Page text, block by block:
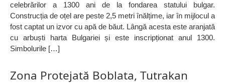
celebrărilor a 1300 ani de la fondarea statului bulgar.
Construcția de oțel are peste 2,5 metri înălțime, iar în mijlocul a
fost captat un izvor cu apă de băut. Lângă acesta este aranjată
cu arbuști harta Bulgariei și este inscripționat anul 1300.
Simbolurile […]
Zona Protejată Boblata, Tutrakan